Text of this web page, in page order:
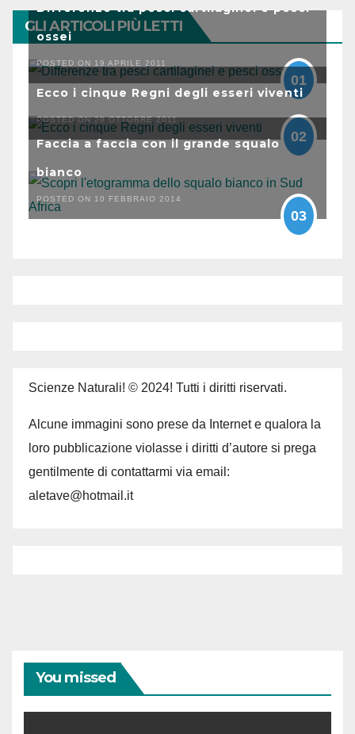
GLI ARTICOLI PIÙ LETTI
Differenze tra pesci cartilaginei e pesci
ossei
POSTED ON 19 APRILE 2011
01
Ecco i cinque Regni degli esseri viventi
POSTED ON 29 OTTOBRE 2011
02
Faccia a faccia con il grande squalo
bianco
POSTED ON 10 FEBBRAIO 2014
03
Scienze Naturali! © 2024! Tutti i diritti riservati.
Alcune immagini sono prese da Internet e qualora la
loro pubblicazione violasse i diritti d’autore si prega
gentilmente di contattarmi via email:
aletave@hotmail.it
You missed